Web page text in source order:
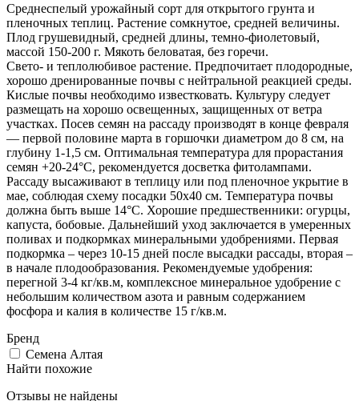
Среднеспелый урожайный сорт для открытого грунта и
пленочных теплиц. Растение сомкнутое, средней величины.
Плод грушевидный, средней длины, темно-фиолетовый,
массой 150-200 г. Мякоть беловатая, без горечи.
Свето- и теплолюбивое растение. Предпочитает плодородные,
хорошо дренированные почвы с нейтральной реакцией среды.
Кислые почвы необходимо известковать. Культуру следует
размещать на хорошо освещенных, защищенных от ветра
участках. Посев семян на рассаду производят в конце февраля
— первой половине марта в горшочки диаметром до 8 см, на
глубину 1-1,5 см. Оптимальная температура для прорастания
семян +20-24°С, рекомендуется досветка фитолампами.
Рассаду высаживают в теплицу или под пленочное укрытие в
мае, соблюдая схему посадки 50х40 см. Температура почвы
должна быть выше 14°С. Хорошие предшественники: огурцы,
капуста, бобовые. Дальнейший уход заключается в умеренных
поливах и подкормках минеральными удобрениями. Первая
подкормка – через 10-15 дней после высадки рассады, вторая –
в начале плодообразования. Рекомендуемые удобрения:
перегной 3-4 кг/кв.м, комплексное минеральное удобрение с
небольшим количеством азота и равным содержанием
фосфора и калия в количестве 15 г/кв.м.
Бренд
Семена Алтая
Найти похожие
Отзывы не найдены